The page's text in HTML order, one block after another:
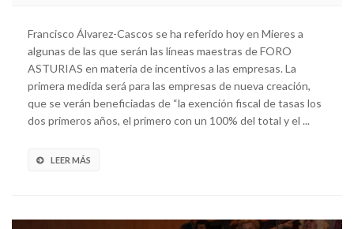
Francisco Álvarez-Cascos se ha referido hoy en Mieres a
algunas de las que serán las líneas maestras de FORO
ASTURIAS en materia de incentivos a las empresas. La
primera medida será para las empresas de nueva creación,
que se verán beneficiadas de “la exención fiscal de tasas los
dos primeros años, el primero con un 100% del total y el ...
LEER MÁS